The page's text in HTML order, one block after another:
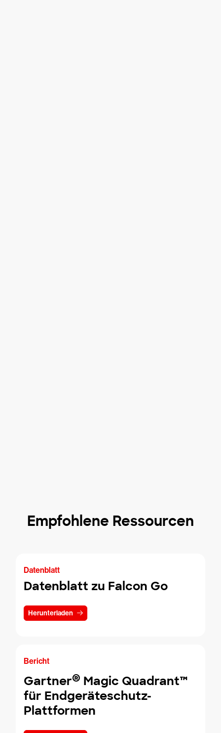
Empfohlene Ressourcen
Datenblatt
Datenblatt zu Falcon Go
Herunterladen
Bericht
Gartner® Magic Quadrant™
für Endgeräteschutz-
Plattformen